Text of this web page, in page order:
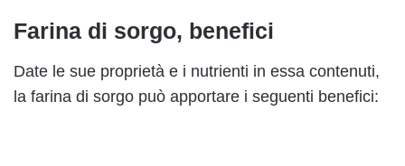
Farina di sorgo, benefici
Date le sue proprietà e i nutrienti in essa contenuti,
la farina di sorgo può apportare i seguenti benefici: